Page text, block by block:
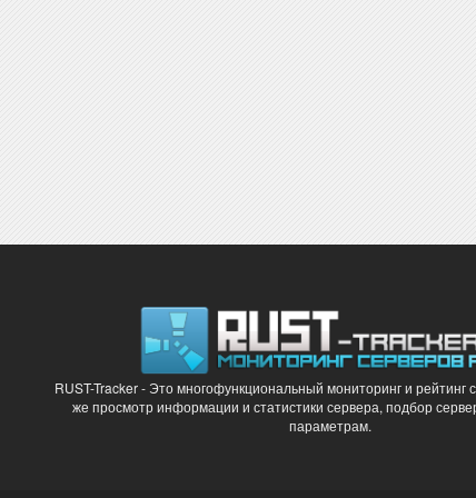
RUST-Tracker - Это многофункциональный мониторинг и рейтинг
же просмотр информации и статистики сервера, подбор
параметрам.